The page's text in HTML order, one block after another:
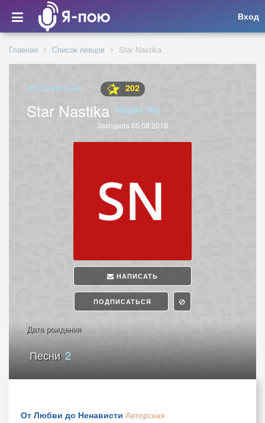
Вход
Главная Список певцов Star Nastika
ИСПОЛНИТЕЛЬ 202
Star Nastika Nastika Star
Заходила 05.08.2018
НАПИСАТЬ
ПОДПИСАТЬСЯ
Дата рождения
Песни 2
От Любви до Ненависти Авторская